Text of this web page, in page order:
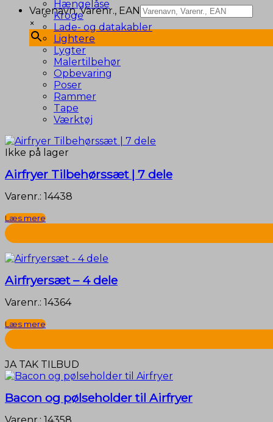
Varenavn, Varenr., EAN
×
Hængelåse
Kroge
Lade- og datakabler
Lightere
Lygter
Malertilbehør
Opbevaring
Poser
Rammer
Tape
Værktøj
Ikke på lager
Airfryer Tilbehørssæt | 7 dele
Varenr.: 14438
Læs mere
Airfryersæt – 4 dele
Varenr.: 14364
Læs mere
JA TAK TILBUD
Bacon og pølseholder til Airfryer